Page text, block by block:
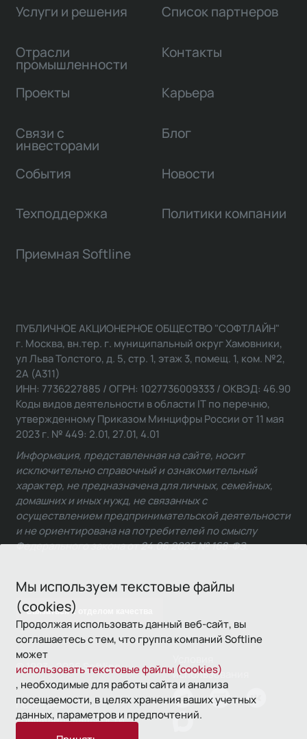
Мы используем текстовые файлы
(cookies)
Продолжая использовать данный веб-сайт, вы
соглашаетесь с тем, что группа компаний Softline
может
использовать текстовые файлы (cookies)
, необходимые для работы сайта и анализа
посещаемости, в целях хранения ваших учетных
данных, параметров и предпочтений.
Услуги и решения
Отрасли
промышленности
Проекты
Связи с
инвесторами
Список партнеров
Контакты
Карьера
Блог
События Новости
Техподдержка Политики компании
Приемная Softline
Связаться с отделом качества
ПУБЛИЧНОЕ АКЦИОНЕРНОЕ ОБЩЕСТВО "СОФТЛАЙН"
г. Москва, вн.тер. г. муниципальный округ Хамовники,
ул Льва Толстого, д. 5, стр. 1, этаж 3, помещ. 1, ком. №2,
2А (А311)
ИНН: 7736227885 / ОГРН: 1027736009333 / ОКВЭД: 46.90
Коды видов деятельности в области IT по перечню,
утвержденному Приказом Минцифры России от 11 мая
2023 г. № 449: 2.01, 27.01, 4.01
Информация, представленная на сайте, носит
исключительно справочный и ознакомительный
характер, не предназначена для личных, семейных,
домашних и иных нужд, не связанных с
осуществлением предпринимательской деятельности
и не ориентирована на потребителей по смыслу
Федерального закона от 24.06.2025 № 168-ФЗ.
© 1993—2026 Softline
использования
Политика
конфиденциальности